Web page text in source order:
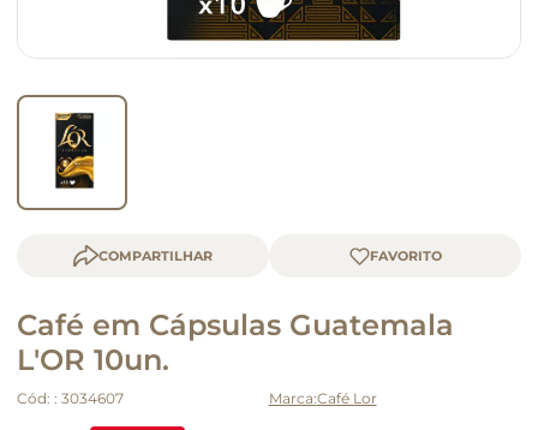
COMPARTILHAR
Café em Cápsulas Guatemala
L'OR 10un.
Cód: : 3034607 Café Lor